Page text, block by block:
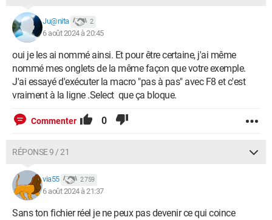
Ju@nita 2
6 août 2024 à 20:45
oui je les ai nommé ainsi. Et pour être certaine, j'ai même
nommé mes onglets de la même façon que votre exemple.
J'ai essayé d'exécuter la macro "pas à pas" avec F8 et c'est
vraiment à la ligne .Select que ça bloque.
Commenter 0
RÉPONSE 9 / 21
via55 2 759
6 août 2024 à 21:37
Sans ton fichier réel je ne peux pas devenir ce qui coince